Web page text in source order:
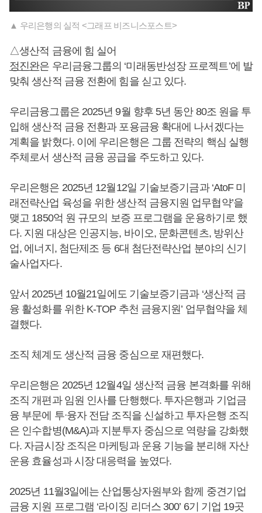
▲ 우리은행의 실적 <그래프 비즈니스포스트>
△생산적 금융에 힘 실어
정진완은 우리금융그룹의 ‘미래동반성장 프로젝트’에 발
맞춰 생산적 금융 전환에 힘을 싣고 있다.
우리금융그룹은 2025년 9월 향후 5년 동안 80조 원을 투
입해 생산적 금융 전환과 포용금융 확대에 나서겠다는
계획을 밝혔다. 이에 우리은행은 그룹 전략의 핵심 실행
주체로서 생산적 금융 공급을 주도하고 있다.
우리은행은 2025년 12월12일 기술보증기금과 ‘AtoF 미
래전략산업 육성을 위한 생산적 금융지원 업무협약’을
맺고 1850억 원 규모의 보증 프로그램을 운용하기로 했
다. 지원 대상은 인공지능, 바이오, 문화콘텐츠, 방위산
업, 에너지, 첨단제조 등 6대 첨단전략산업 분야의 신기
술사업자다.
앞서 2025년 10월21일에도 기술보증기금과 ‘생산적 금
융 활성화를 위한 K-TOP 추천 금융지원’ 업무협약을 체
결했다.
조직 체계도 생산적 금융 중심으로 재편했다.
우리은행은 2025년 12월4일 생산적 금융 본격화를 위해
조직 개편과 임원 인사를 단행했다. 투자은행과 기업금
융 부문에 투ᐧ융자 전담 조직을 신설하고 투자은행 조직
은 인수합병(M&A)과 지분투자 중심으로 역량을 강화했
다. 자금시장 조직은 마케팅과 운용 기능을 분리해 자산
운용 효율성과 시장 대응력을 높였다.
2025년 11월3일에는 산업통상자원부와 함께 중견기업
금융 지원 프로그램 ‘라이징 리더스 300’ 6기 기업 19곳